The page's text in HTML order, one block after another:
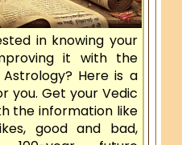
in knowing your
it with the
Here is a
you. Get your Vedic
the information like
good and bad,